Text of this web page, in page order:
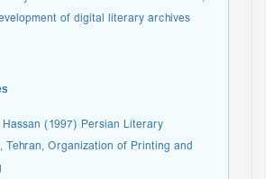
of digital literary archives.
Hassan (1997) Persian Literary
Tehran, Organization of Printing and